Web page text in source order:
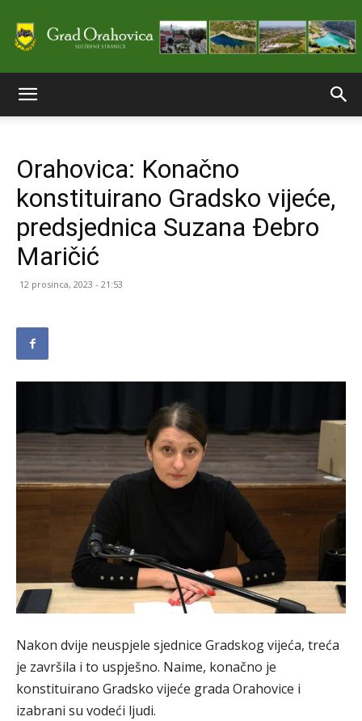
stranice
Grada
Orahovica: Konačno
konstituirano Gradsko vijeće,
predsjednica Suzana Đebro
Maričić
12 prosinca, 2023 - 21:53
Nakon dvije neuspjele sjednice Gradskog vijeća, treća
je završila i to uspješno. Naime, konačno je
konstituirano Gradsko vijeće grada Orahovice i
izabrani su vodeći ljudi.